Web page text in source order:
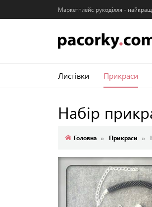
Маркетплейс рукоділля -
Листівки Прикраси
Набір
Головна Прикраси